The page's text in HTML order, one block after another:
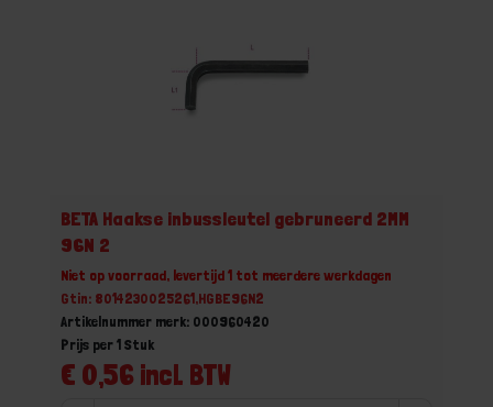
BETA Haakse inbussleutel gebruneerd 2MM
96N 2
Niet op voorraad, levertijd 1 tot meerdere werkdagen
Gtin: 8014230025261,HGBE96N2
Artikelnummer merk: 000960420
€ 0,56 incl. BTW
Prijs per 1 Stuk